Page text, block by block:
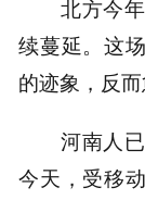
北方今
续蔓延。这
的迹象，反而
河南人
今天，受移